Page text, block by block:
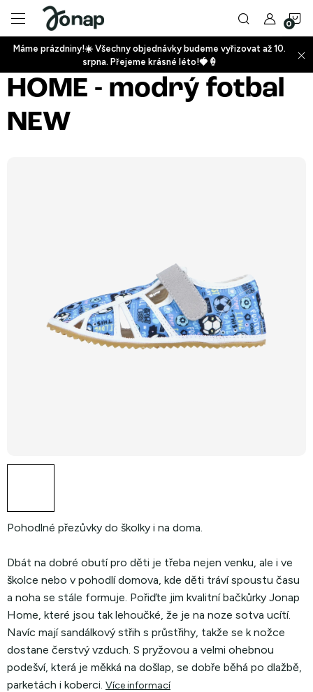
obsah
+
Máme prázdniny!☀️ Všechny objednávky budeme vyřizovat až 10.
srpna. Přejeme krásné léto!🍓🍦
HOME - modrý fotbal
NEW
Pohodlné přezůvky do školky i na doma.
Dbát na dobré obutí pro děti je třeba nejen venku, ale i ve
školce nebo v pohodlí domova, kde děti tráví spoustu času
a noha se stále formuje. Pořiďte jim kvalitní bačkůrky Jonap
Home, které jsou tak lehoučké, že je na noze sotva ucítí.
Navíc mají sandálkový střih s průstřihy, takže se k nožce
dostane čerstvý vzduch. S pryžovou a velmi ohebnou
podešví, která je měkká na došlap, se dobře běhá po dlažbě,
parketách i koberci. Více informací